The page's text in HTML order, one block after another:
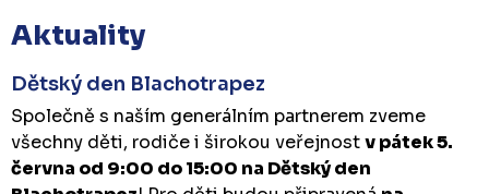
Aktuality
Dětský den Blachotrapez
Společně s naším generálním partnerem zveme
všechny děti, rodiče i širokou veřejnostv pátek 5.
června od 9:00 do 15:00 na Dětský den